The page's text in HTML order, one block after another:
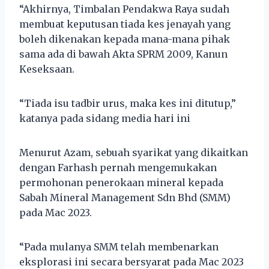
“Akhirnya, Timbalan Pendakwa Raya sudah
membuat keputusan tiada kes jenayah yang
boleh dikenakan kepada mana-mana pihak
sama ada di bawah Akta SPRM 2009, Kanun
Keseksaan.
“Tiada isu tadbir urus, maka kes ini ditutup,”
katanya pada sidang media hari ini
Menurut Azam, sebuah syarikat yang dikaitkan
dengan Farhash pernah mengemukakan
permohonan penerokaan mineral kepada
Sabah Mineral Management Sdn Bhd (SMM)
pada Mac 2023.
“Pada mulanya SMM telah membenarkan
eksplorasi ini secara bersyarat pada Mac 2023